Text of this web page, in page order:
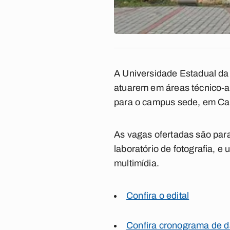
A Universidade Estadual
atuarem em áreas técnico-
para o campus sede, em
As vagas ofertadas são
laboratório de fotografia, e
multimídia.
Confira o edital
Confira cronograma de